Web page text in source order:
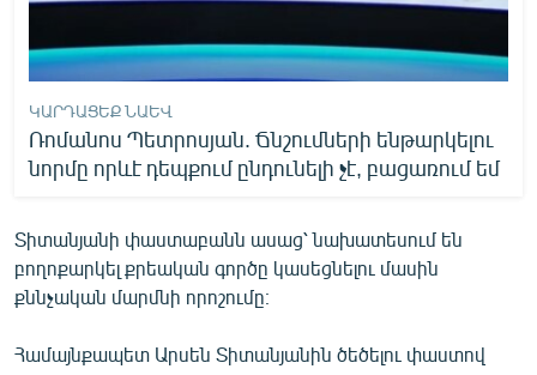
ԿԱՐԴԱՑԵՔ ՆԱԵՎ
Ռոմանոս Պետրոսյան. Ճնշումների ենթարկելու
նորմը որևէ դեպքում ընդունելի չէ, բացառում եմ
Տիտանյանի փաստաբանն ասաց՝ նախատեսում են
բողոքարկել քրեական գործը կասեցնելու մասին
քննչական մարմնի որոշումը։
Համայնքապետ Արսեն Տիտանյանին ծեծելու փաստով